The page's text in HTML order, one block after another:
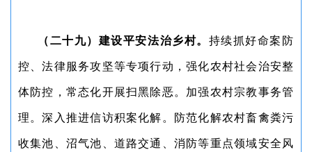
（二十九）建设平安法治乡村。 持续抓好命案防
控、法律服务攻坚等专项行动，强化农村社会治安整
体防控，常态化开展扫黑除恶。加强农村宗教事务管
理。深入推进信访积案化解。防范化解农村畜禽粪污
收集池、沼气池、道路交通、消防等重点领域安全风